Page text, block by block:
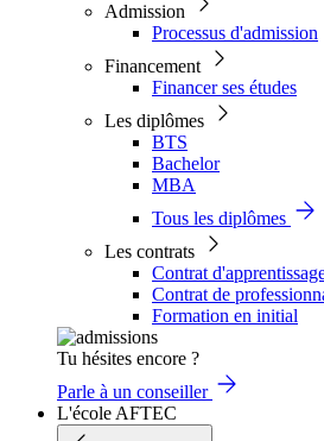
Admission
Processus d'admission
Financement
Financer ses études
Les diplômes
BTS
Bachelor
MBA
Tous les diplômes
Les contrats
Contrat
Contrat de
Formation en initial
Tu hésites encore ?
Parle à un conseiller
L'école AFTEC